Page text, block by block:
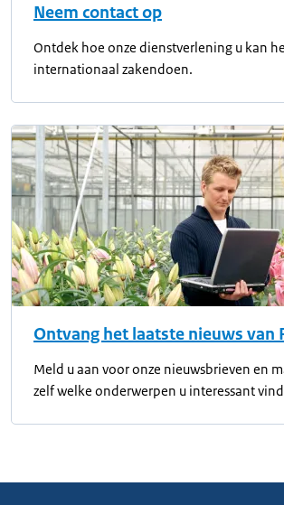
Neem contact op
Ontdek hoe onze dienstverlening u kan
internationaal zakendoen.
Ontvang het laatste nieuws van
Meld u aan voor onze nieuwsbrieven en
zelf welke onderwerpen u interessant